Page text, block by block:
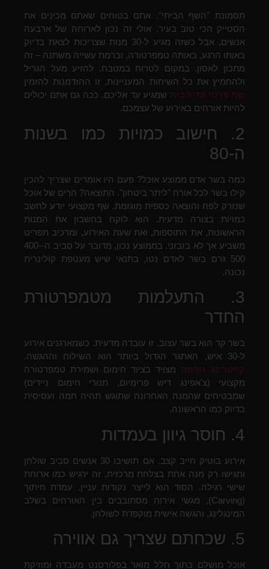
תסמונת "השף הביתי". אתם בטוחים שאתם מכינים את
הסטייק הכי טוב בעיר. אולי זה נכון לארוחה של ארבעה
אנשים, אבל כשזה מגיע ל-30 מנות שצריכות לצאת בדיוק
באותו הרגע, באותה טמפרטורה, וברמת עשייה משתנה – זה
מתכון לאסון. במקום לטרוח במטבח, להזיע מעל הגריל
ולהחמיץ את כל השיחות המעניינות, זו ההזדמנות להזמין
שף פרטי עד הבית שמגיע עד אליכם. ככה גם אתם יכולים
להיות אורחים באירוע של עצמכם.
2. חישוב כמויות כמו בשנות
ה-80
כמה בשר אדם ממוצע אוכל? פעם היו אומרים שצריך להכין
קילו בשר לכל אורח "ליתר ביטחון". התוצאה? הרים של אוכל
שנזרק לפח והוצאה כספית מוגזמת. שף מקצועי יודע לחשב
כמויות בצורה מדעית. הוא לוקח בחשבון את המנות
הראשונות, את התוספות, ואת שעת האירוע, ומרכיב תפריט
משביע אך לא בזבזני. בממוצע נכון, מדובר על סביב ה-400-
500 גרם בשר לאדם נטו, בתנאי שיש מעטפת קולינרית
נכונה.
3. התעלמות מטמפרטורת
החדר
בשר קר הוא בשר עצוב. זו עובדה מדעית. כשמארגנים אירוע
ל-30 איש, האתגר הגדול ביותר הוא השילוח וההגשה.
קייטרינג גורמה מצויד בציוד חימום ושמירת טמפרטורה
מקצועי (צ'אפינג דיש פרימיום, תנורי חימום ניידים)
שמבטיחים שהמנה האחרונה שתוגש תהיה חמה ועסיסית
בדיוק כמו הראשונה.
4. חוסר גיוון בעמדות
אירוע בוטיק חייב קצב. אם תושיבו 30 אנשים סביב שולחן
ותגישו רק מנה אחת בצלחת מרכזית, זה ירגיש כמו ארוחת
שישי רגילה. הסוד הוא לייצר נקודות עניין. עמדת חיתוך
(Carving), מגשי אירוח מסתובבים בין האורחים בשלב
המינגלינג, והגשה אישית מוקפדת לשולחן.
5. שכחתם שצריך גם אווירה
אוכל מושלם בתוך חלל מואר בפלורסנט מעבדה ומוזיקת